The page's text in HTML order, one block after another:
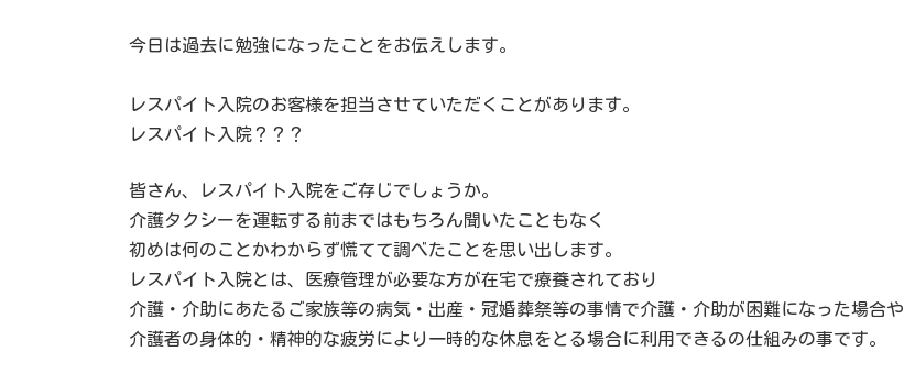
今日は過去に勉強になったことをお伝えします。
レスパイト入院のお客様を担当させていただくことがあります。
レスパイト入院？？？
皆さん、レスパイト入院をご存じでしょうか。
介護タクシーを運転する前まではもちろん聞いたこともなく
初めは何のことかわからず慌てて調べたことを思い出します。
レスパイト入院とは、医療管理が必要な方が在宅で療養されており
介護・介助にあたるご家族等の病気・出産・冠婚葬祭等の事情で介護・介助が困難になった場合や
介護者の身体的・精神的な疲労により一時的な休息をとる場合に利用できるの仕組みの事です。